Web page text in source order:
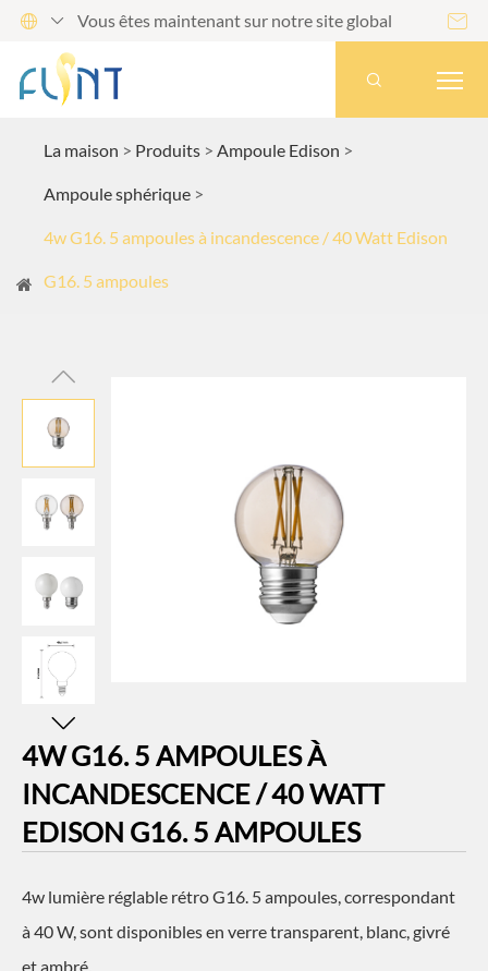
  Vous êtes maintenant sur notre site global 

La maison Produits Ampoule Edison
Ampoule sphérique
4w G16. 5 ampoules à incandescence / 40 Watt Edison
G16. 5 ampoules
4W G16. 5 AMPOULES À
INCANDESCENCE / 40 WATT
EDISON G16. 5 AMPOULES
4w lumière réglable rétro G16. 5 ampoules, correspondant
à 40 W, sont disponibles en verre transparent, blanc, givré
et ambré.